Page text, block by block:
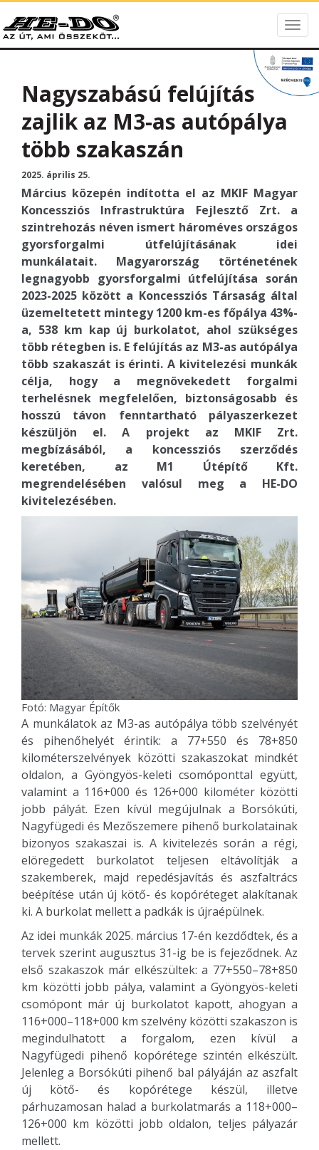
Nagyszabású felújítás
zajlik az M3-as autópálya
több szakaszán
2025. április 25.
Március közepén indította el az MKIF Magyar
Koncessziós Infrastruktúra Fejlesztő Zrt. a
szintrehozás néven ismert hároméves országos
gyorsforgalmi útfelújításának idei
munkálatait. Magyarország történetének
legnagyobb gyorsforgalmi útfelújítása során
2023-2025 között a Koncessziós Társaság által
üzemeltetett mintegy 1200 km-es főpálya 43%-
a, 538 km kap új burkolatot, ahol szükséges
több rétegben is. E felújítás az M3-as autópálya
több szakaszát is érinti. A kivitelezési munkák
célja, hogy a megnövekedett forgalmi
terhelésnek megfelelően, biztonságosabb és
hosszú távon fenntartható pályaszerkezet
készüljön el. A projekt az MKIF Zrt.
megbízásából, a koncessziós szerződés
keretében, az M1 Útépítő Kft.
megrendelésében valósul meg a HE-DO
kivitelezésében.
Fotó: Magyar Építők
A munkálatok az M3-as autópálya több szelvényét
és pihenőhelyét érintik: a 77+550 és 78+850
kilométerszelvények közötti szakaszokat mindkét
oldalon, a Gyöngyös-keleti csomóponttal együtt,
valamint a 116+000 és 126+000 kilométer közötti
jobb pályát. Ezen kívül megújulnak a Borsókúti,
Nagyfügedi és Mezőszemere pihenő burkolatainak
bizonyos szakaszai is. A kivitelezés során a régi,
elöregedett burkolatot teljesen eltávolítják a
szakemberek, majd repedésjavítás és aszfaltrács
beépítése után új kötő- és kopóréteget alakítanak
ki. A burkolat mellett a padkák is újraépülnek.
Az idei munkák 2025. március 17-én kezdődtek, és a
tervek szerint augusztus 31-ig be is fejeződnek. Az
első szakaszok már elkészültek: a 77+550–78+850
km közötti jobb pálya, valamint a Gyöngyös-keleti
csomópont már új burkolatot kapott, ahogyan a
116+000–118+000 km szelvény közötti szakaszon is
megindulhatott a forgalom, ezen kívül a
Nagyfügedi pihenő kopórétege szintén elkészült.
Jelenleg a Borsókúti pihenő bal pályáján az aszfalt
új kötő- és kopórétege készül, illetve
párhuzamosan halad a burkolatmarás a 118+000–
126+000 km közötti jobb oldalon, teljes pályazár
mellett.